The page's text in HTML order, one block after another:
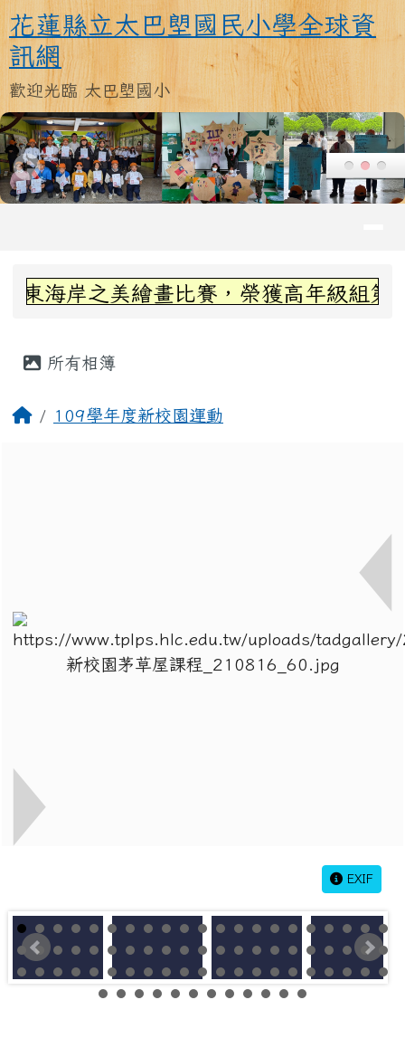
跳至主內容區
花蓮縣立太巴塱國民小學全球資訊
花蓮縣立太巴塱國民小學全球資
訊網
歡迎光臨 太巴塱國小
上中區域內容
美繪畫比賽，榮獲高年級組第三名~感
所有相簿
回首頁109學年度新校園運動
EXIF